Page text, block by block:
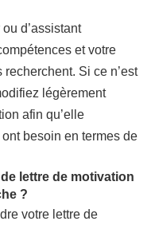
d’assistant
et votre
Si ce n’est
légèrement
afin qu’elle
besoin en termes de
lettre de motivation
?
votre lettre de